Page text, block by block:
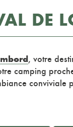
DE
, votre
camping
conviviale